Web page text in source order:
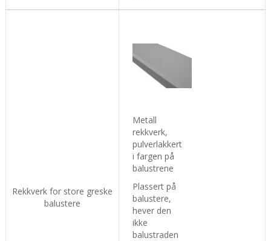
Rekkverk for store greske
balustere
Metall
rekkverk,
pulverlakkert
i fargen på
balustrene
Plassert på
balustere,
hever den
ikke
balustraden